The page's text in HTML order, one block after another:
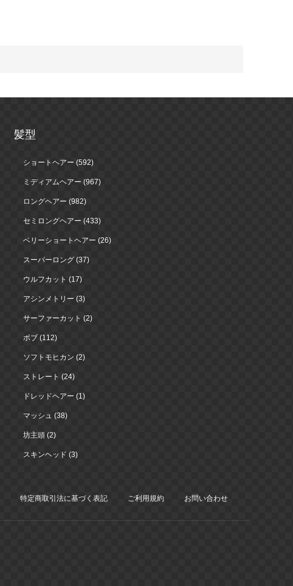
髪型
ショートヘアー (592)
ミディアムヘアー (967)
ロングヘアー (982)
セミロングヘアー (433)
ベリーショートヘアー (26)
スーパーロング (37)
ウルフカット (17)
アシンメトリー (3)
サーファーカット (2)
ボブ (112)
ソフトモヒカン (2)
ストレート (24)
ドレッドヘアー (1)
マッシュ (38)
坊主頭 (2)
スキンヘッド (3)
特定商取引法に基づく表記 ご利用規約 お問い合わせ